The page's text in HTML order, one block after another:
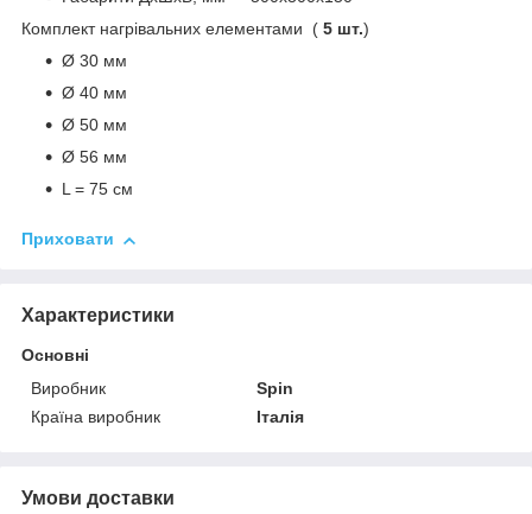
Комплект нагрівальних елементами ( 5 шт.)
Ø 30 мм
Ø 40 мм
Ø 50 мм
Ø 56 мм
L = 75 см
Приховати
Характеристики
Основні
Виробник
Spin
Країна виробник
Італія
Умови доставки